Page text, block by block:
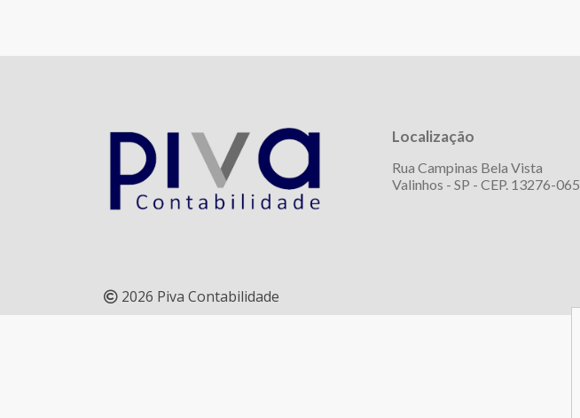
Localização
Rua Campinas Bela Vista
Valinhos - SP - CEP. 13276-065
2026 Piva Contabilidade